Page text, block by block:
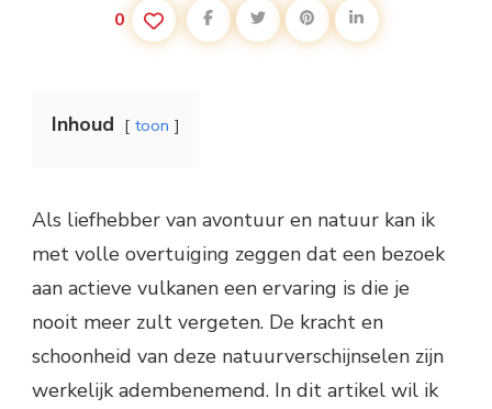
0
Inhoud toon
Als liefhebber van avontuur en natuur kan ik
met volle overtuiging zeggen dat een bezoek
aan actieve vulkanen een ervaring is die je
nooit meer zult vergeten. De kracht en
schoonheid van deze natuurverschijnselen zijn
werkelijk adembenemend. In dit artikel wil ik